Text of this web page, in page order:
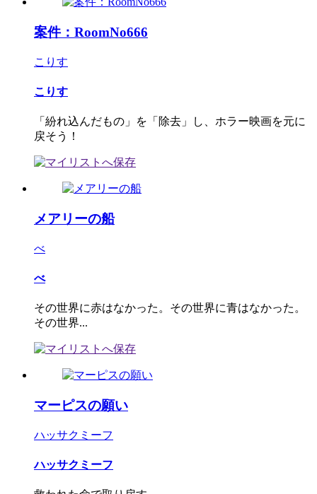
案件：RoomNo666
こりす
こりす
「紛れ込んだもの」を「除去」し、ホラー映画を元に
戻そう！
メアリーの船
べ
べ
その世界に赤はなかった。その世界に青はなかった。
その世界...
マーピスの願い
ハッサクミーフ
ハッサクミーフ